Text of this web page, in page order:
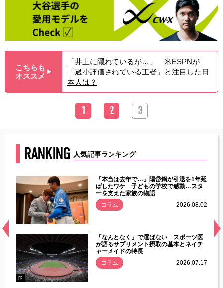
こちらも
オススメ ▶︎
「井上に隠れているが…」 米ESPNが
「過小評価されている王者」と注目した日
本人は？
1 2 3
RANKING 人気記事ランキング
常
「本当は去年で…」陽岱鋼が引退を1年延
ばしたワケ 子どもの学校で感動…スタ
ーを支えた家族の物語
コラム
2026.08.02
PR
「なんとなく」で選ばない スポーツ医
が語るサプリメント摂取の基本とネイチ
ャーメイドの特長
コラム
2026.07.17